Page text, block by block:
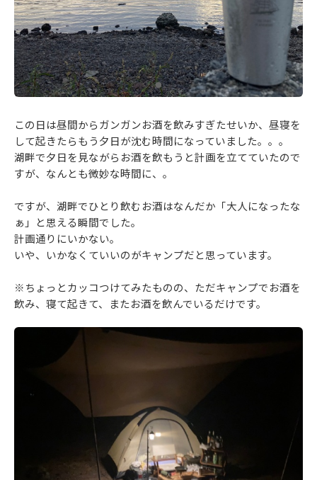
この日は昼間からガンガンお酒を飲みすぎたせいか、昼寝を
して起きたらもう夕日が沈む時間になっていました。。。
湖畔で夕日を見ながらお酒を飲もうと計画を立てていたので
すが、なんとも微妙な時間に、。
ですが、湖畔でひとり飲むお酒はなんだか「大人になったな
ぁ」と思える瞬間でした。
計画通りにいかない。
いや、いかなくていいのがキャンプだと思っています。
※ちょっとカッコつけてみたものの、ただキャンプでお酒を
飲み、寝て起きて、またお酒を飲んでいるだけです。